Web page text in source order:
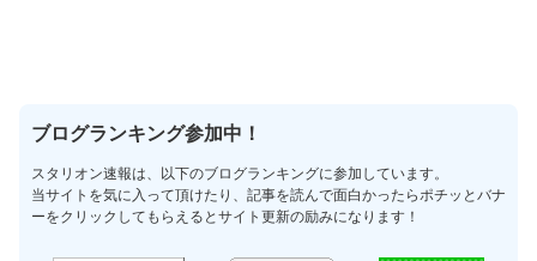
ブログランキング参加中！
スタリオン速報は、以下のブログランキングに参加しています。
当サイトを気に入って頂けたり、記事を読んで面白かったらポチッとバナ
ーをクリックしてもらえるとサイト更新の励みになります！